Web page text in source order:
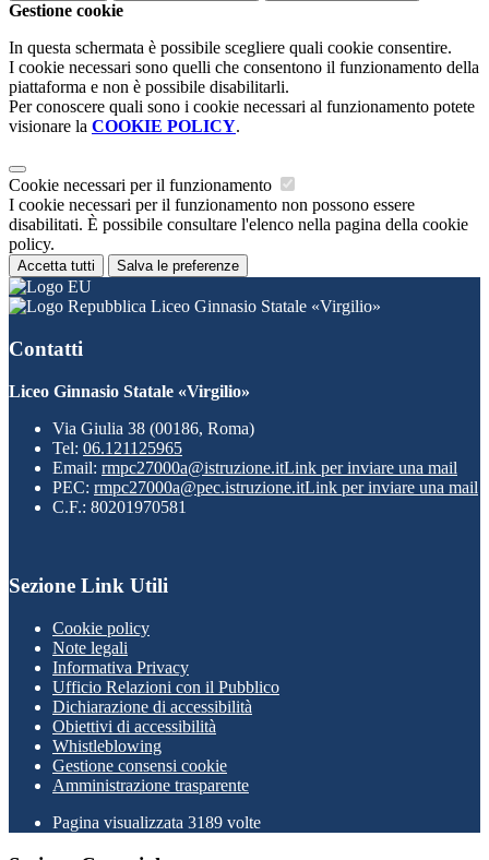
Gestione cookie
In questa schermata è possibile scegliere quali cookie consentire.
I cookie necessari sono quelli che consentono il funzionamento della
piattaforma e non è possibile disabilitarli.
Per conoscere quali sono i cookie necessari al funzionamento potete
visionare la COOKIE POLICY.
Cookie necessari per il funzionamento
I cookie necessari per il funzionamento non possono essere
disabilitati. È possibile consultare l'elenco nella pagina della cookie
policy.
Accetta tutti Salva le preferenze
Liceo Ginnasio Statale «Virgilio»
Contatti
Liceo Ginnasio Statale «Virgilio»
Via Giulia 38 (00186, Roma)
Tel: 06.121125965
Email: rmpc27000a@istruzione.itLink per inviare una mail
PEC: rmpc27000a@pec.istruzione.itLink per inviare una mail
C.F.: 80201970581
Sezione Link Utili
Cookie policy
Note legali
Informativa Privacy
Ufficio Relazioni con il Pubblico
Dichiarazione di accessibilità
Obiettivi di accessibilità
Whistleblowing
Gestione consensi cookie
Amministrazione trasparente
Pagina visualizzata 3189 volte